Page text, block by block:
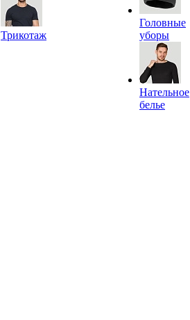
Трикотаж
Головные
уборы
Нательное
белье